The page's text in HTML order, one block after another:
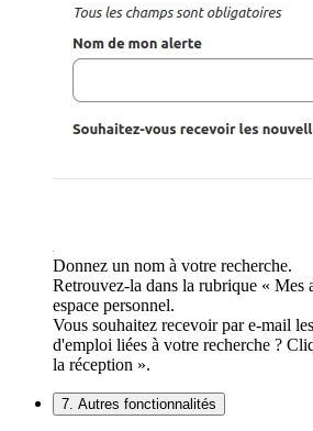
Donnez un nom à votre recherche.
Retrouvez-la dans la rubrique « Mes
espace personnel.
Vous souhaitez recevoir par e-mail
d'emploi liées à votre recherche ?
la réception ».
7. Autres fonctionnalités